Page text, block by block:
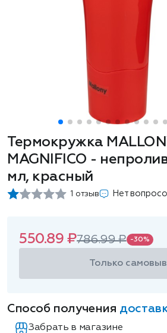
Термокружка
MAGNIFICO -
мл, красный
1 отзыв Нет
550.89 ₽786.99 ₽ -30%
Только
Способ получения
Забрать в магазине